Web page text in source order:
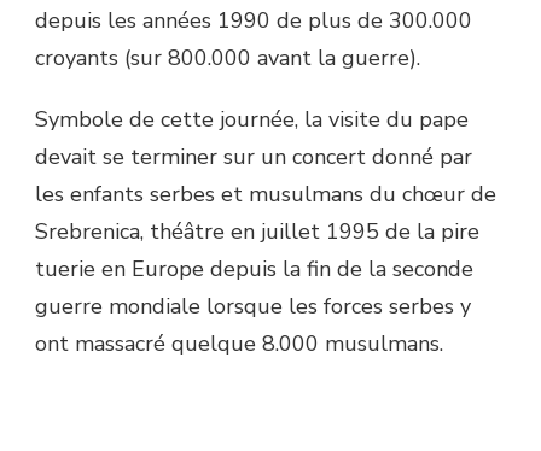
depuis les années 1990 de plus de 300.000
croyants (sur 800.000 avant la guerre).
Symbole de cette journée, la visite du pape
devait se terminer sur un concert donné par
les enfants serbes et musulmans du chœur de
Srebrenica, théâtre en juillet 1995 de la pire
tuerie en Europe depuis la fin de la seconde
guerre mondiale lorsque les forces serbes y
ont massacré quelque 8.000 musulmans.